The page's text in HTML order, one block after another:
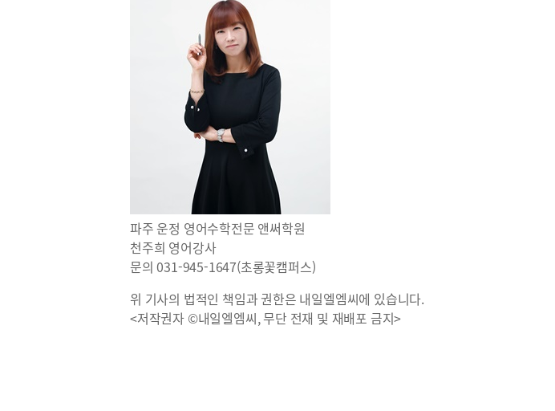
파주 운정 영어수학전문 앤써학원
천주희 영어강사
문의 031-945-1647(초롱꽃캠퍼스)
위 기사의 법적인 책임과 권한은 내일엘엠씨에 있습니다.
<저작권자 ©내일엘엠씨, 무단 전재 및 재배포 금지>